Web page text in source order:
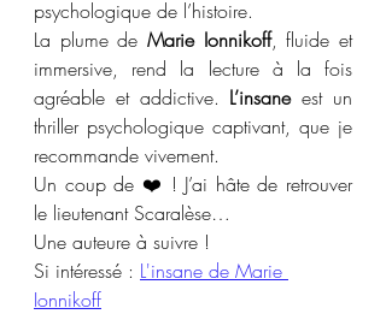
psychologique de l’histoire.
La plume de Marie Ionnikoff, fluide et
immersive, rend la lecture à la fois
agréable et addictive. L’insane est un
thriller psychologique captivant, que je
recommande vivement.
Un coup de ❤️ ! J’ai hâte de retrouver
le lieutenant Scaralèse…
Une auteure à suivre !
Si intéressé : L'insane de Marie
Ionnikoff